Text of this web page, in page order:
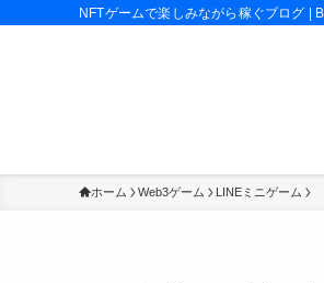
NFTゲームで楽しみながら稼ぐブログ |
ホーム Web3ゲーム LINEミニゲーム